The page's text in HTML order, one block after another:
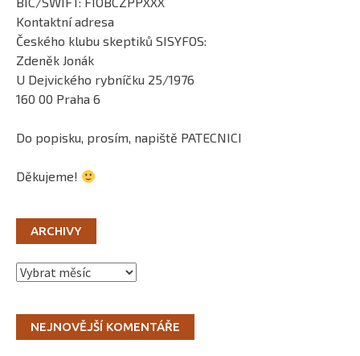
Kontaktní adresa
Českého klubu skeptiků SISYFOS:
Zdeněk Jonák
U Dejvického rybníčku 25/1976
160 00 Praha 6
Do popisku, prosím, napiště PATECNICI
Děkujeme!
ARCHIVY
Archivy
NEJNOVĚJŠÍ KOMENTÁŘE